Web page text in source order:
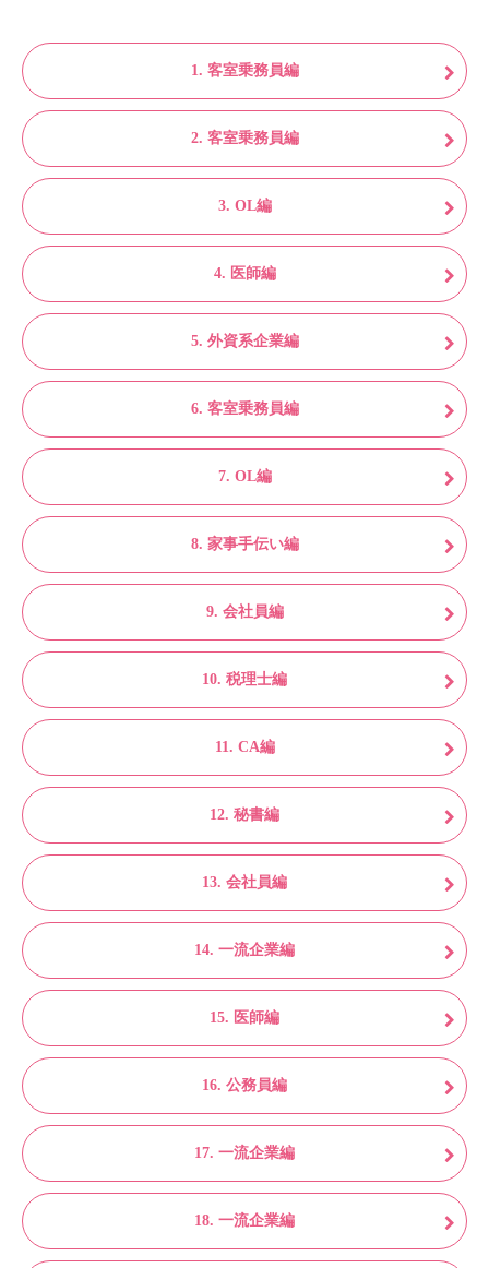
1. 客室乗務員編
2. 客室乗務員編
3. OL編
4. 医師編
5. 外資系企業編
6. 客室乗務員編
7. OL編
8. 家事手伝い編
9. 会社員編
10. 税理士編
11. CA編
12. 秘書編
13. 会社員編
14. 一流企業編
15. 医師編
16. 公務員編
17. 一流企業編
18. 一流企業編